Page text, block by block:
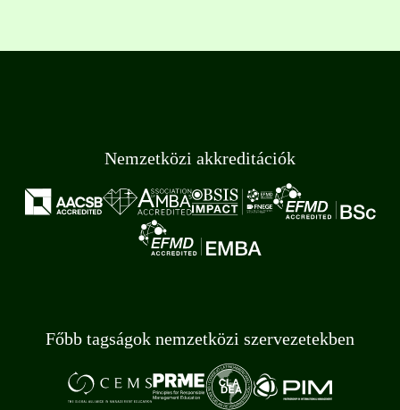
Nemzetközi akkreditációk
Főbb tagságok nemzetközi szervezetekben